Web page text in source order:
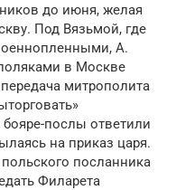
до июня, желая
Под Вязьмой, где
А.
в Москве
митрополита
послы ответили
на приказ царя.
посланника
Филарета